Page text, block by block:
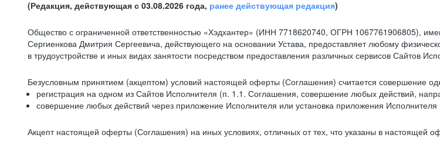
(Редакция, действующая с 03.08.2026 года, ранее действующая редакция)
Общество с ограниченной ответственностью «Хэдхантер» (ИНН 7718620740, ОГРН 1067761906805),
Сергиенкова Дмитрия Сергеевича, действующего на основании Устава, предоставляет любому
в трудоустройстве и иных видах занятости посредством предоставления различных сервисов Сайтов
Безусловным принятием (акцептом) условий настоящей оферты (Соглашения) считается совершение
регистрация на одном из Сайтов Исполнителя (п. 1.1. Соглашения, совершение любых действий,
совершение любых действий через приложение Исполнителя или установка приложения Исполнителя
Акцепт настоящей оферты (Соглашения) на иных условиях, отличных от тех, что указаны в настоящей